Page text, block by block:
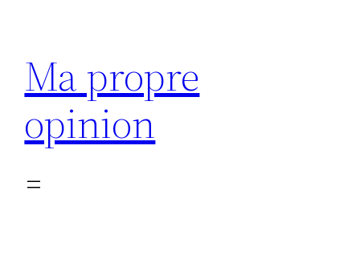
contenu
Ma propre
opinion